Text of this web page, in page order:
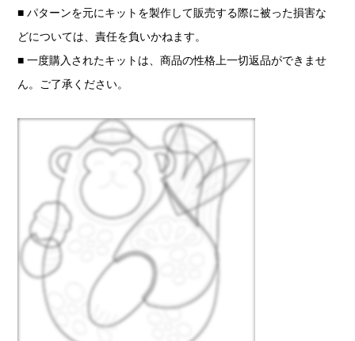
■ パターンを元にキットを製作して販売する際に被った損害な
どについては、責任を負いかねます。
■ 一度購入されたキットは、商品の性格上一切返品ができませ
ん。ご了承ください。